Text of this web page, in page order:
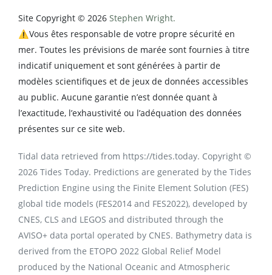
Site Copyright © 2026 Stephen Wright.
⚠️Vous êtes responsable de votre propre sécurité en
mer. Toutes les prévisions de marée sont fournies à titre
indicatif uniquement et sont générées à partir de
modèles scientifiques et de jeux de données accessibles
au public. Aucune garantie n’est donnée quant à
l’exactitude, l’exhaustivité ou l’adéquation des données
présentes sur ce site web.
Tidal data retrieved from https://tides.today. Copyright ©
2026 Tides Today. Predictions are generated by the Tides
Prediction Engine using the Finite Element Solution (FES)
global tide models (FES2014 and FES2022), developed by
CNES, CLS and LEGOS and distributed through the
AVISO+ data portal operated by CNES. Bathymetry data is
derived from the ETOPO 2022 Global Relief Model
produced by the National Oceanic and Atmospheric